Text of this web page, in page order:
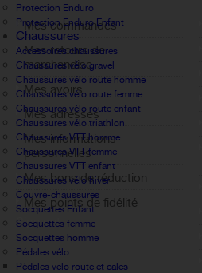
Protection Enduro
Protection Enduro Enfant
Chaussures
Accessoires chaussures
Chaussures vélo gravel
Chaussures vélo route homme
Chaussures vélo route femme
Chaussures vélo route enfant
Chaussures vélo triathlon
Chaussures VTT homme
Chaussures VTT femme
Chaussures VTT enfant
Chaussures vélo hiver
Couvre-chaussures
Socquettes Enfant
Socquettes femme
Socquettes homme
Pédales vélo
Pédales velo route et cales
Mes commandes
Mes retours de
marchandise
Mes avoirs
Mes adresses
Mes informations
personnelles
Mes bons de réduction
Mes points de fidélité
Sign out